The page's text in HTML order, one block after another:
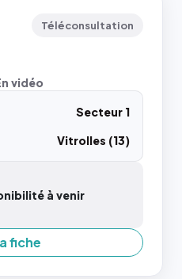
Téléconsultation
vidéo
Secteur 1
Vitrolles (13)
à venir
fiche